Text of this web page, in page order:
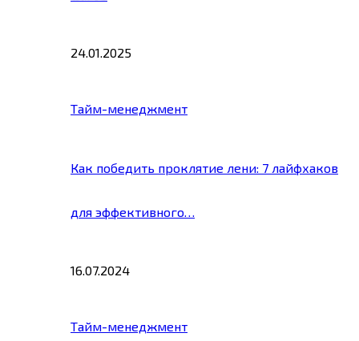
24.01.2025
Тайм-менеджмент
Как победить проклятие лени: 7 лайфхаков
для эффективного…
16.07.2024
Тайм-менеджмент